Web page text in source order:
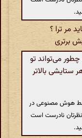
مر ترا ؟
برتری
می‌تواند تو
ستایشی بالاتر
هوش مصنوعی در
نظرتان نادرست است